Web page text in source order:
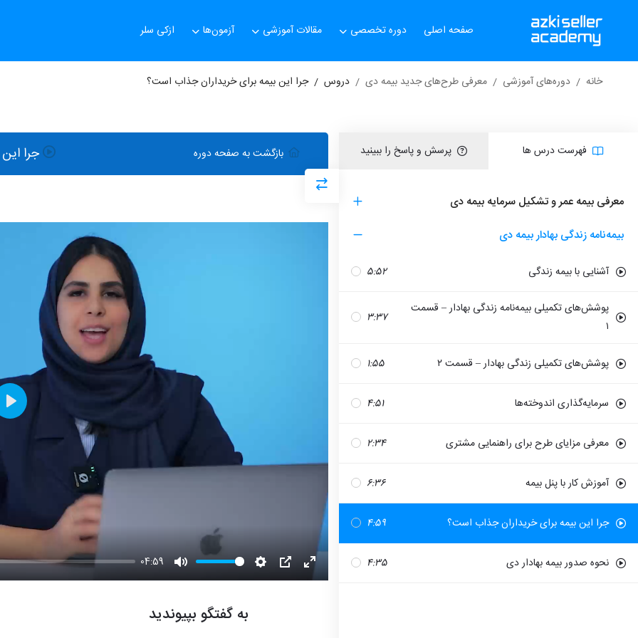
صفحه اصلی دوره تخصصی مقالات آموزشی آزمون‌ها ازکی سلر
خانه دوره‌های آموزشی معرفی طرح‌های جدید بیمه دی دروس جرا این بیمه برای خریداران جذاب است؟
فهرست درس ها پرسش و پاسخ را ببینید
معرفی بیمه عمر و تشکیل سرمایه بیمه دی
بیمه‌نامه زندگی بهادار بیمه دی
آشنایی با بیمه زندگی 5:52
پوشش‌های تکمیلی بیمه‌نامه زندگی بهادار – قسمت
۱
3:37
پوشش‌های تکمیلی زندگی بهادار – قسمت ۲ 1:55
سرمایه‌گذاری اندوخته‌ها 4:51
معرفی مزایای طرح برای راهنمایی مشتری 2:34
آموزش کار با پنل بیمه 6:36
جرا این بیمه برای خریداران جذاب است؟ 4:59
نحوه صدور بیمه بهادار دی 4:35
بازگشت به صفحه دوره جرا
04:59
Mute Settings
PIP Enter
Play
به گفتگو بپیوندید